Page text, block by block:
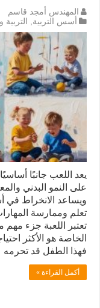
المهندس أمجد قاسم
أسس التربية
التربية
يعد اللعب جانبًا
على النمو البدني
ويساعد الانخراط في
تعلم وممارسة
تعتبر اللعبة جزء
الخاصة هو الأكثر
فهذا الطفل قد
أكمل القراءة »